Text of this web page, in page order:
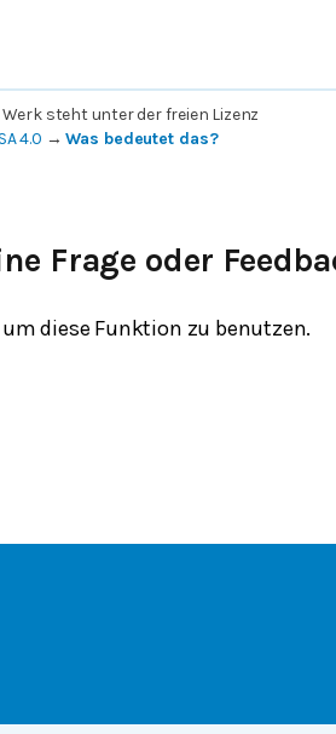
Werk steht unter der freien Lizenz
4.0 →Was bedeutet das?
Frage oder
um diese Funktion zu benutzen.